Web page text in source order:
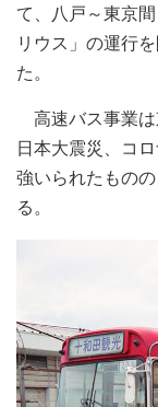
て、八戸～東京
リウス」の運行
た。
高速バス事業は
日本大震災、コ
強いられたもの
る。